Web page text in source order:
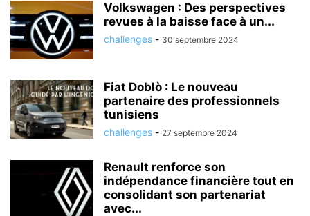
Volkswagen : Des perspectives
revues à la baisse face à un...
challenges - 30 septembre 2024
Fiat Doblò : Le nouveau
partenaire des professionnels
tunisiens
challenges - 27 septembre 2024
Renault renforce son
indépendance financière tout en
consolidant son partenariat
avec...